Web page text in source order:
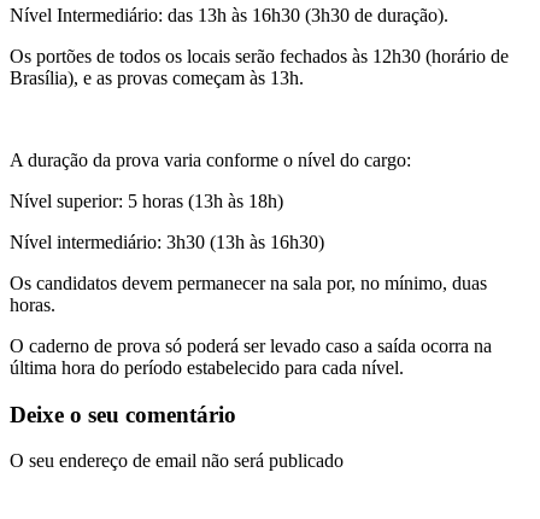
Nível Intermediário: das 13h às 16h30 (3h30 de duração).
Os portões de todos os locais serão fechados às 12h30 (horário de
Brasília), e as provas começam às 13h.
A duração da prova varia conforme o nível do cargo:
Nível superior: 5 horas (13h às 18h)
Nível intermediário: 3h30 (13h às 16h30)
Os candidatos devem permanecer na sala por, no mínimo, duas
horas.
O caderno de prova só poderá ser levado caso a saída ocorra na
última hora do período estabelecido para cada nível.
Deixe o seu comentário
O seu endereço de email não será publicado